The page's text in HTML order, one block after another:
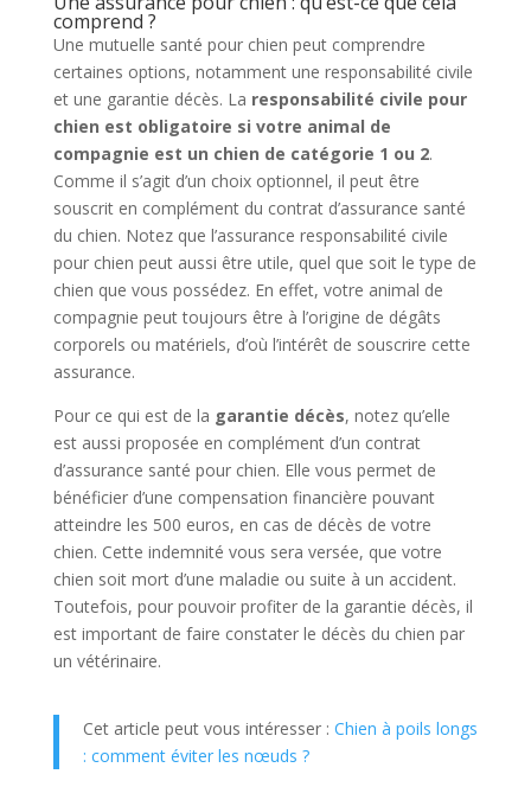
comprend ?
Une mutuelle santé pour chien peut comprendre
certaines options, notamment une responsabilité civile
et une garantie décès. La responsabilité civile pour
chien est obligatoire si votre animal de
compagnie est un chien de catégorie 1 ou 2.
Comme il s’agit d’un choix optionnel, il peut être
souscrit en complément du contrat d’assurance santé
du chien. Notez que l’assurance responsabilité civile
pour chien peut aussi être utile, quel que soit le type de
chien que vous possédez. En effet, votre animal de
compagnie peut toujours être à l’origine de dégâts
corporels ou matériels, d’où l’intérêt de souscrire cette
assurance.
Pour ce qui est de la garantie décès, notez qu’elle
est aussi proposée en complément d’un contrat
d’assurance santé pour chien. Elle vous permet de
bénéficier d’une compensation financière pouvant
atteindre les 500 euros, en cas de décès de votre
chien. Cette indemnité vous sera versée, que votre
chien soit mort d’une maladie ou suite à un accident.
Toutefois, pour pouvoir profiter de la garantie décès, il
est important de faire constater le décès du chien par
un vétérinaire.
Cet article peut vous intéresser : Chien à poils longs
: comment éviter les nœuds ?